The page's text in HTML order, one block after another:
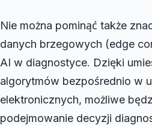
Nie można pominąć także
danych brzegowych (edge
AI w diagnostyce. Dzięki
algorytmów bezpośrednio w
elektronicznych, możliwe
podejmowanie decyzji